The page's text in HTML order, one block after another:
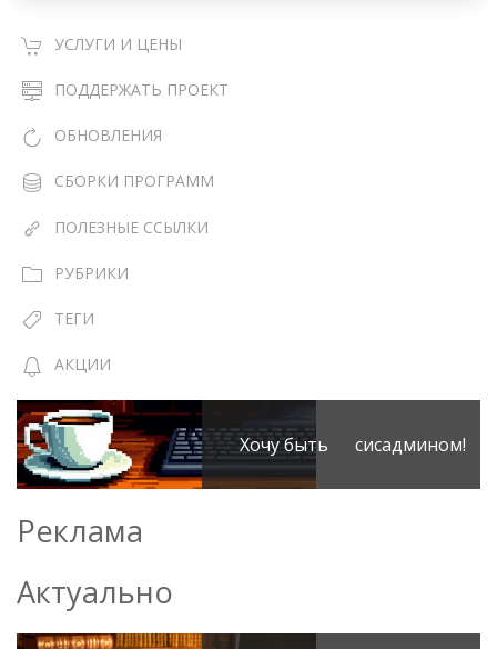
УСЛУГИ И ЦЕНЫ
ПОДДЕРЖАТЬ ПРОЕКТ
ОБНОВЛЕНИЯ
СБОРКИ ПРОГРАММ
ПОЛЕЗНЫЕ ССЫЛКИ
РУБРИКИ
ТЕГИ
АКЦИИ
Хочу быть сисадмином!
Реклама
Актуально